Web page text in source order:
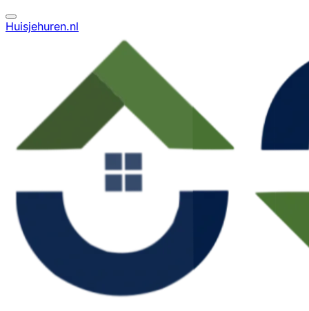
Huisjehuren.nl